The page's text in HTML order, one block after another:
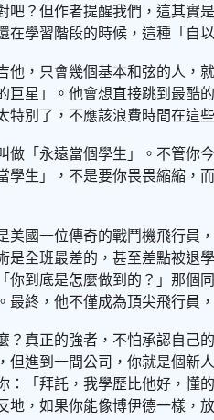
吧？但作者提醒我們，這其
在學習階段的時候，這種「自
他，只會幾個基本和弦的人，
巨星」。他會想直接跳到最酷
特別了，不應該浪費時間在這
做「永遠當個學生」。不管你
學生」，不是要你畏畏縮縮，
美國一位傳奇的戰鬥機飛行員
是全班最差的，甚至差點被退
你到底是怎麼做到的？」那個
最終，他不僅成為頂尖飛行員
？真正的強者，不怕承認自己
但進到一間公司，你就是個新
：「拜託，我學歷比他好，懂
地，如果你能像博伊德一樣，